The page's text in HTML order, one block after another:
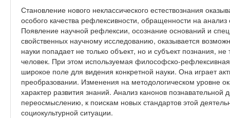
Становление нового неклассического естествознания
особого качества рефлексивности, обращенности на
Появление научной рефлексии, осознание оснований и
свойственных научному исследованию, оказывается
науки попадает не только объект, но и субъект познания,
человек. При этом используемая философско-
широкое поле для видения конкретной науки. Она играет
преобразовании. Изменения на методологическом уровне
характер развития знаний. Анализ канонов
переосмыслению, к поискам новых стандартов этой
социокультурной ситуации.